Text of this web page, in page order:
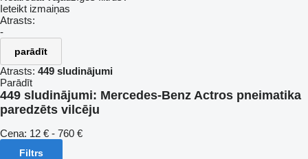
Ieteikt izmaiņas
Atrasts:
-
parādīt
Atrasts: 449 sludinājumi
Parādīt
449 sludinājumi: Mercedes-Benz Actros pneimatika
paredzēts vilcēju
Cena: 12 € - 760 €
Filtrs